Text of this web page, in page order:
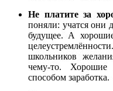
Не платите за
поняли: учатся они
будущее. А
школьников
чему-то.
способом заработка.